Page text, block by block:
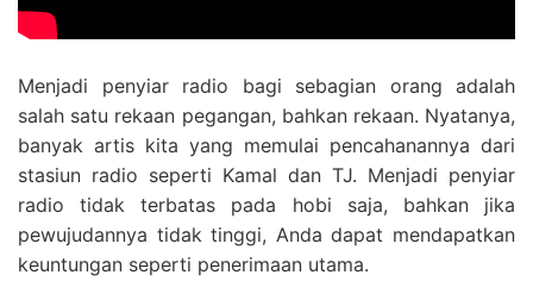
Menjadi penyiar radio bagi sebagian orang adalah
salah satu rekaan pegangan, bahkan rekaan. Nyatanya,
banyak artis kita yang memulai pencahanannya dari
stasiun radio seperti Kamal dan TJ. Menjadi penyiar
radio tidak terbatas pada hobi saja, bahkan jika
pewujudannya tidak tinggi, Anda dapat mendapatkan
keuntungan seperti penerimaan utama.